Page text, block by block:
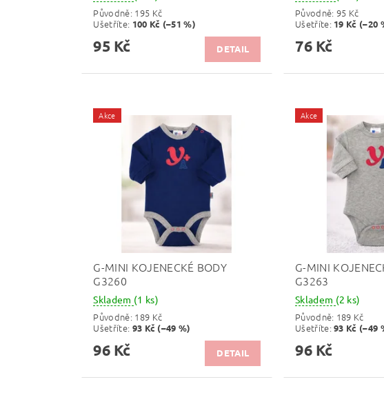
Původně: 195 Kč
Ušetříte: 100 Kč (–51 %)
95 Kč DETAIL
Původně: 95 Kč
Ušetříte: 19 Kč (–20
76 Kč
Akce
G-MINI KOJENECKÉ BODY
G3260
Skladem (1 ks)
Původně: 189 Kč
Ušetříte: 93 Kč (–49 %)
96 Kč DETAIL
Akce
G-MINI
G3263
Skladem (2 ks)
Původně: 189 Kč
Ušetříte:93 Kč (–49
96 Kč